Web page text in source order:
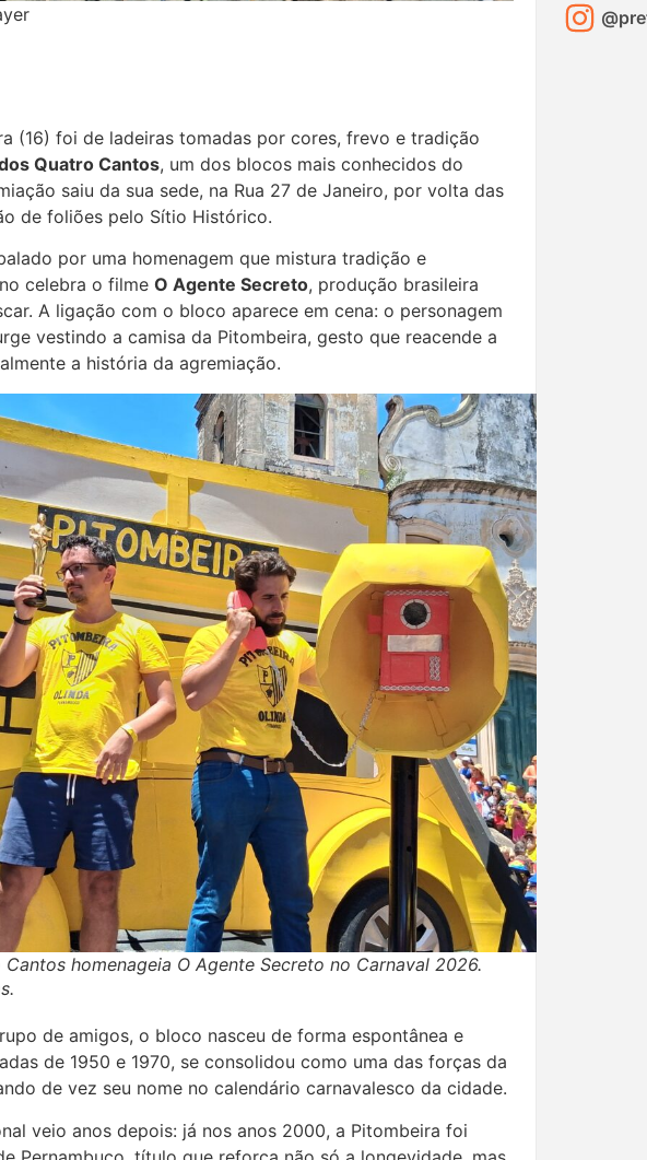
(16) foi de ladeiras tomadas por cores, frevo e tradição
Quatro Cantos, um dos blocos mais conhecidos do
saiu da sua sede, na Rua 27 de Janeiro, por volta das
de foliões pelo Sítio Histórico.
por uma homenagem que mistura tradição e
celebra o filme O Agente Secreto, produção brasileira
A ligação com o bloco aparece em cena: o personagem
vestindo a camisa da Pitombeira, gesto que reacende a
a história da agremiação.
homenageia O Agente Secreto no Carnaval 2026.
de amigos, o bloco nasceu de forma espontânea e
de 1950 e 1970, se consolidou como uma das forças da
de vez seu nome no calendário carnavalesco da cidade.
veio anos depois: já nos anos 2000, a Pitombeira foi